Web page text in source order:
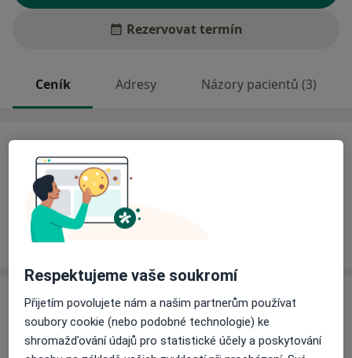
Rezervovat termín
Ceník Adresy Názory pacientů (3)
Informace o službách a cenách nejsou k dispozici
Tento specialista ještě nepřidával žádné informace o
svých službách.
Adresa
Ordinace PL pro děti a dorost
Jiřího z Poděbrad 99, Vysoké Mýto56601
Respektujeme vaše soukromí
Přijetím povolujete nám a našim partnerům používat
soubory cookie (nebo podobné technologie) ke
shromažďování údajů pro statistické účely a poskytování